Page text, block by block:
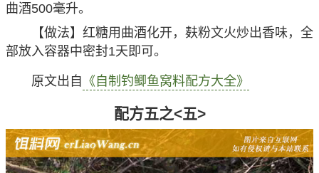
曲酒500毫升。
【做法】红糖用曲酒化开，麸粉文火炒出香味，全
部放入容器中密封1天即可。
原文出自 《自制钓鲫鱼窝料配方大全》
配方五之<五>